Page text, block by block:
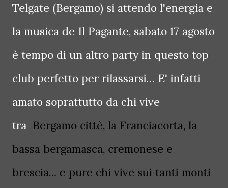
Telgate (Bergamo) si attendo l'energia e
la musica de Il Pagante, sabato 17 agosto
è tempo di un altro party in questo top
club perfetto per rilassarsi… E' infatti
amato soprattutto da chi vive
tra Bergamo cittè, la Franciacorta, la
bassa bergamasca, cremonese e
brescia... e pure chi vive sui tanti monti